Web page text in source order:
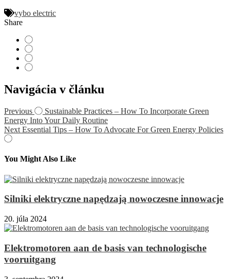
vybo electric
Share
Navigácia v článku
Previous
Sustainable Practices – How To Incorporate Green
Energy Into Your Daily Routine
Next Essential Tips – How To Advocate For Green Energy Policies
You Might Also Like
Silniki elektryczne napędzają nowoczesne innowacje
20. júla 2024
Elektromotoren aan de basis van technologische
vooruitgang